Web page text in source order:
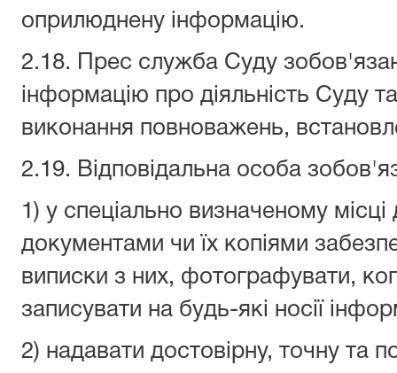
оприлюднену інформацію.
2.18. Прес служба Суду
інформацію про діяльність Суду
виконання повноважень,
2.19. Відповідальна особа
1) у спеціально визначеному
документами чи їх копіями
виписки з них, фотографувати,
записувати на будь-які носії
2) надавати достовірну, точну та